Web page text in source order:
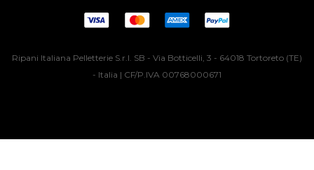
Ripani Italiana Pelletterie S.r.l. SB - Via Botticelli, 3 - 64018 Tortoreto (TE)
- Italia | CF/P.IVA 00768000671